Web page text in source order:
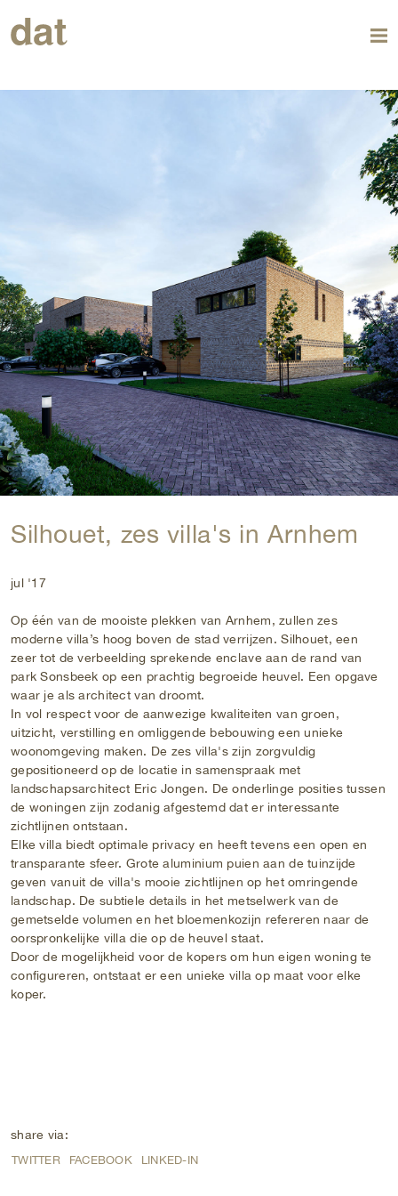
Silhouet, zes villa's in Arnhem
jul '17
Op één van de mooiste plekken van Arnhem, zullen zes
moderne villa’s hoog boven de stad verrijzen. Silhouet, een
zeer tot de verbeelding sprekende enclave aan de rand van
park Sonsbeek op een prachtig begroeide heuvel. Een opgave
waar je als architect van droomt.
In vol respect voor de aanwezige kwaliteiten van groen,
uitzicht, verstilling en omliggende bebouwing een unieke
woonomgeving maken. De zes villa's zijn zorgvuldig
gepositioneerd op de locatie in samenspraak met
landschapsarchitect Eric Jongen. De onderlinge posities tussen
de woningen zijn zodanig afgestemd dat er interessante
zichtlijnen ontstaan.
Elke villa biedt optimale privacy en heeft tevens een open en
transparante sfeer. Grote aluminium puien aan de tuinzijde
geven vanuit de villa's mooie zichtlijnen op het omringende
landschap. De subtiele details in het metselwerk van de
gemetselde volumen en het bloemenkozijn refereren naar de
oorspronkelijke villa die op de heuvel staat.
Door de mogelijkheid voor de kopers om hun eigen woning te
configureren, ontstaat er een unieke villa op maat voor elke
koper.
share via:
TWITTER FACEBOOK LINKED-IN